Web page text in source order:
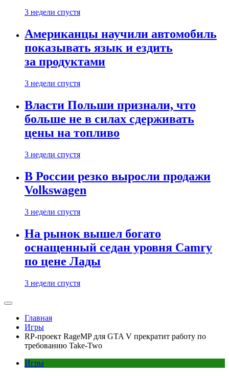
3 недели спустя
Американцы научили автомобиль
показывать язык и ездить
за продуктами
3 недели спустя
Власти Польши признали, что
больше не в силах сдерживать
цены на топливо
3 недели спустя
В России резко выросли продажи
Volkswagen
3 недели спустя
На рынок вышел богато
оснащенный седан уровня Camry
по цене Лады
3 недели спустя
Главная
Игры
RP-проект RageMP для GTA V прекратит работу по
требованию Take-Two
Игры